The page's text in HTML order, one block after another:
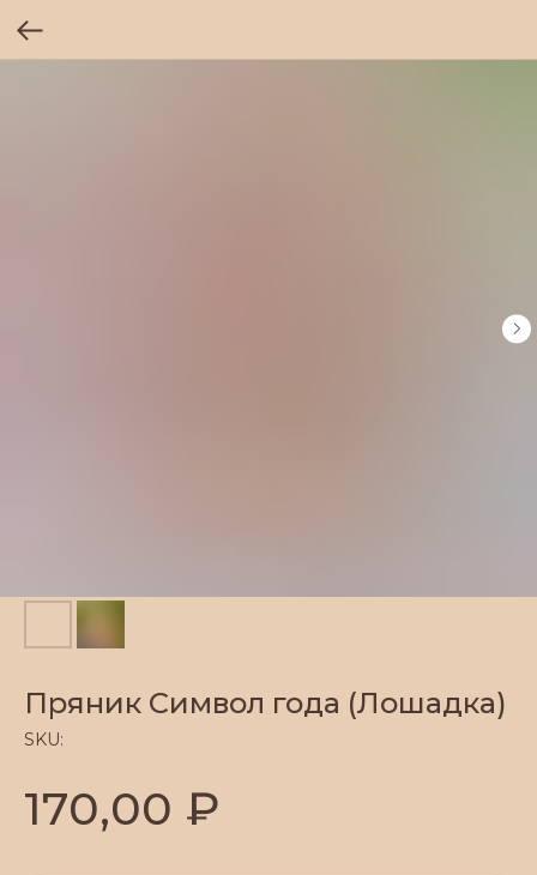
Пряник Символ года (Лошадка)
SKU:
170,00 ₽